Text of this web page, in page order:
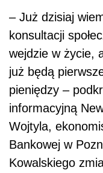
– Już dzisiaj
konsultacji
wejdzie w życie,
już będą
pieniędzy –
informacyjną
Wojtyla,
Bankowej w
Kowalskiego